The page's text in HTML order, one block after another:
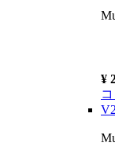
¥